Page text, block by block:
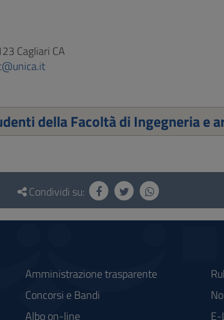
Cagliari CA
della Facoltà di Ingegneria e
Condividi su:
Amministrazione trasparente
Concorsi e Bandi
Albo on-line